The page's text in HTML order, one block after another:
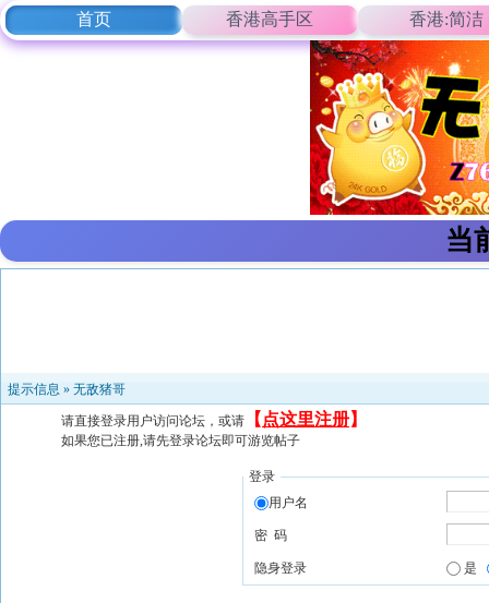
首页 香港高手区 香港:简洁
当
提示信息 » 无敌猪哥
请直接登录用户访问论坛，或请 【 点这里注册】
如果您已注册,请先登录论坛即可游览帖子
登录
用户名
密 码
隐身登录 是